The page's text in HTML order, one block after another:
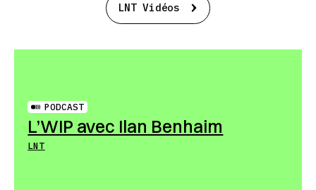
LNT Vidéos
PODCAST
L’WIP avec Ilan Benhaim
LNT